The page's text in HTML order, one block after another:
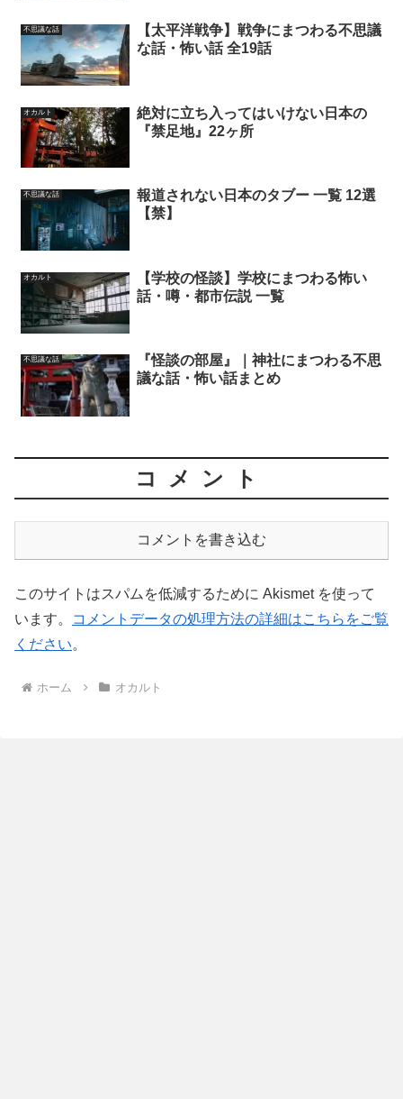
不思議な話
【太平洋戦争】戦争にまつわる不思議
な話・怖い話 全19話
オカルト
絶対に立ち入ってはいけない日本の
『禁足地』22ヶ所
不思議な話
報道されない日本のタブー 一覧 12選
【禁】
オカルト
【学校の怪談】学校にまつわる怖い
話・噂・都市伝説 一覧
不思議な話
『怪談の部屋』｜神社にまつわる不思
議な話・怖い話まとめ
コメント
コメントを書き込む
このサイトはスパムを低減するために Akismet を使って
います。
コメントデータの処理方法の詳細はこちらをご覧
ください。
ホーム オカルト